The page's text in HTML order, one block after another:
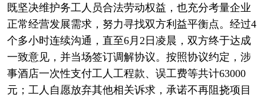
既坚决维护务工人员合法劳动权益，也充分考量企业
正常经营发展需求，努力寻找双方利益平衡点。经过4
个多小时连续沟通，直至6月2日凌晨，双方终于达成
一致意见，并当场签订调解协议。按照协议约定，涉
事酒店一次性支付工人工程款、误工费等共计63000
元；工人自愿放弃其他相关诉求，承诺不再阻挠项目